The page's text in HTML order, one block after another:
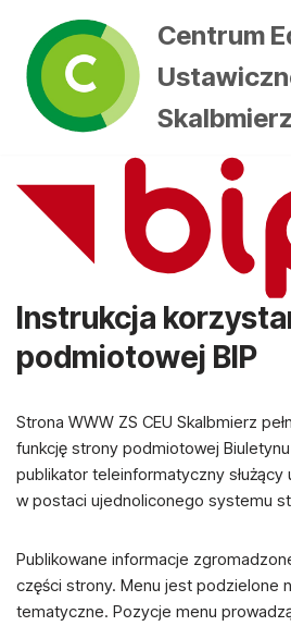
Przejdź
do
treści
Centrum
Instrukcja
podmiotowej BIP
Strona WWW ZS CEU Skalbmierz
funkcję strony podmiotowej
publikator teleinformatyczny służący
w postaci ujednoliconego systemu
Publikowane informacje
części strony. Menu jest podzielone
tematyczne. Pozycje menu